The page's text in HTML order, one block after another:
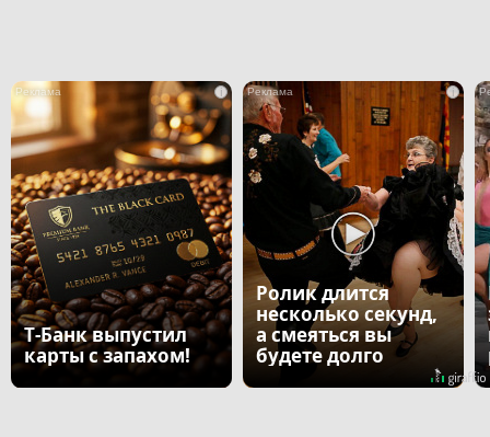
i
Т-Банк выпустил
карты с запахом!
i
Ролик длится
несколько секунд,
а смеяться вы
будете долго